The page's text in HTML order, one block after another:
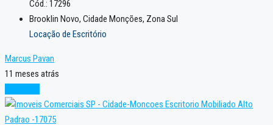
Cód.: 17296
Brooklin Novo, Cidade Monções, Zona Sul
Locação de Escritório
Marcus Pavan
11 meses atrás